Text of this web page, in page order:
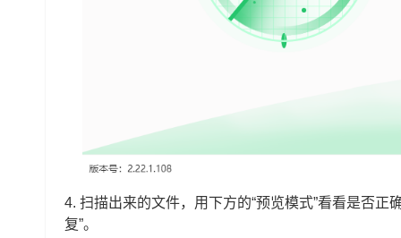
4. 扫描出来的文件，用下方的“预览模式”看看是否
复”。